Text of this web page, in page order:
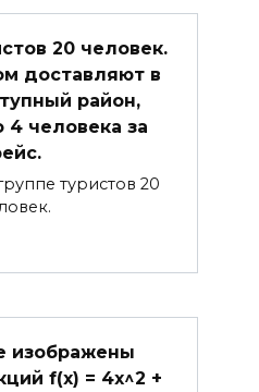
20 человек.
доставляют в
район,
4 человека за
туристов 20
изображены
f(x) = 4x^2 +